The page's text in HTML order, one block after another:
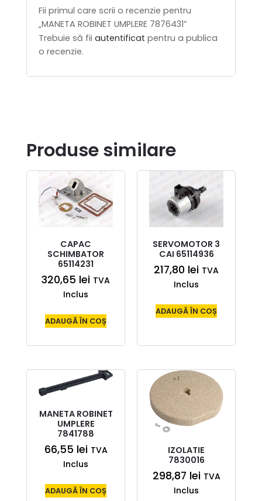
Fii primul care scrii o recenzie pentru
„MANETA ROBINET UMPLERE 7876431”
Trebuie să fii autentificat pentru a publica
o recenzie.
Produse similare
CAPAC
SCHIMBATOR
65114231
320,65 lei TVA
Inclus
ADAUGĂ ÎN COȘ
SERVOMOTOR 3
CAI 65114936
217,80 lei TVA
Inclus
ADAUGĂ ÎN COȘ
MANETA ROBINET
UMPLERE
7841788
66,55 lei TVA
Inclus
ADAUGĂ ÎN COȘ
IZOLATIE
7830016
298,87 lei TVA
Inclus